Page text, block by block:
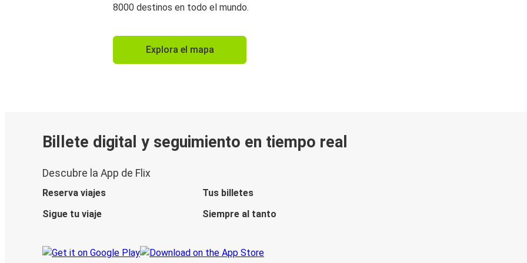
8000 destinos en todo el mundo.
Explora el mapa
Billete digital y seguimiento en tiempo real
Descubre la App de Flix
Reserva viajes
Tus billetes
Sigue tu viaje
Siempre al tanto